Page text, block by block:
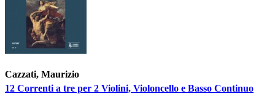
Cazzati, Maurizio
12 Correnti a tre per 2 Violini, Violoncello e Basso Continuo